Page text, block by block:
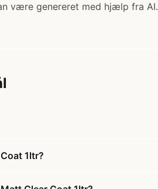
være genereret med hjælp fra AI.
1ltr?